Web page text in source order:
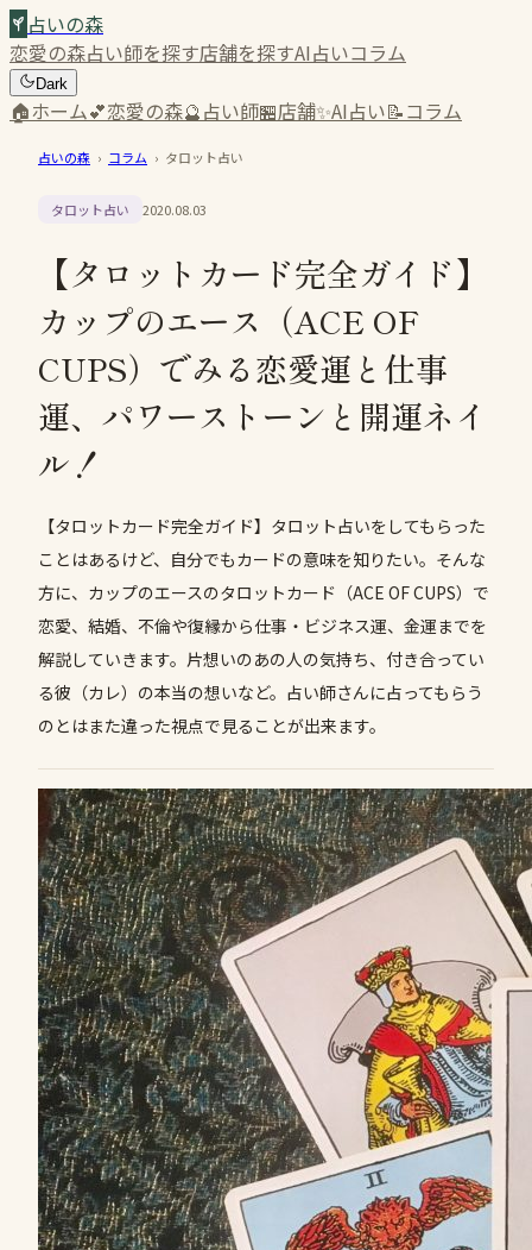
占いの森
恋愛の森占い師を探す店舗を探すAI占いコラム
Dark
🏠ホーム💕恋愛の森🔮占い師🏪店舗✨AI占い📝コラム
占いの森 › コラム › タロット占い
タロット占い 2020.08.03
【タロットカード完全ガイド】
カップのエース（ACE OF
CUPS）でみる恋愛運と仕事
運、パワーストーンと開運ネイ
ル！
【タロットカード完全ガイド】タロット占いをしてもらった
ことはあるけど、自分でもカードの意味を知りたい。そんな
方に、カップのエースのタロットカード（ACE OF CUPS）で
恋愛、結婚、不倫や復縁から仕事・ビジネス運、金運までを
解説していきます。片想いのあの人の気持ち、付き合ってい
る彼（カレ）の本当の想いなど。占い師さんに占ってもらう
のとはまた違った視点で見ることが出来ます。